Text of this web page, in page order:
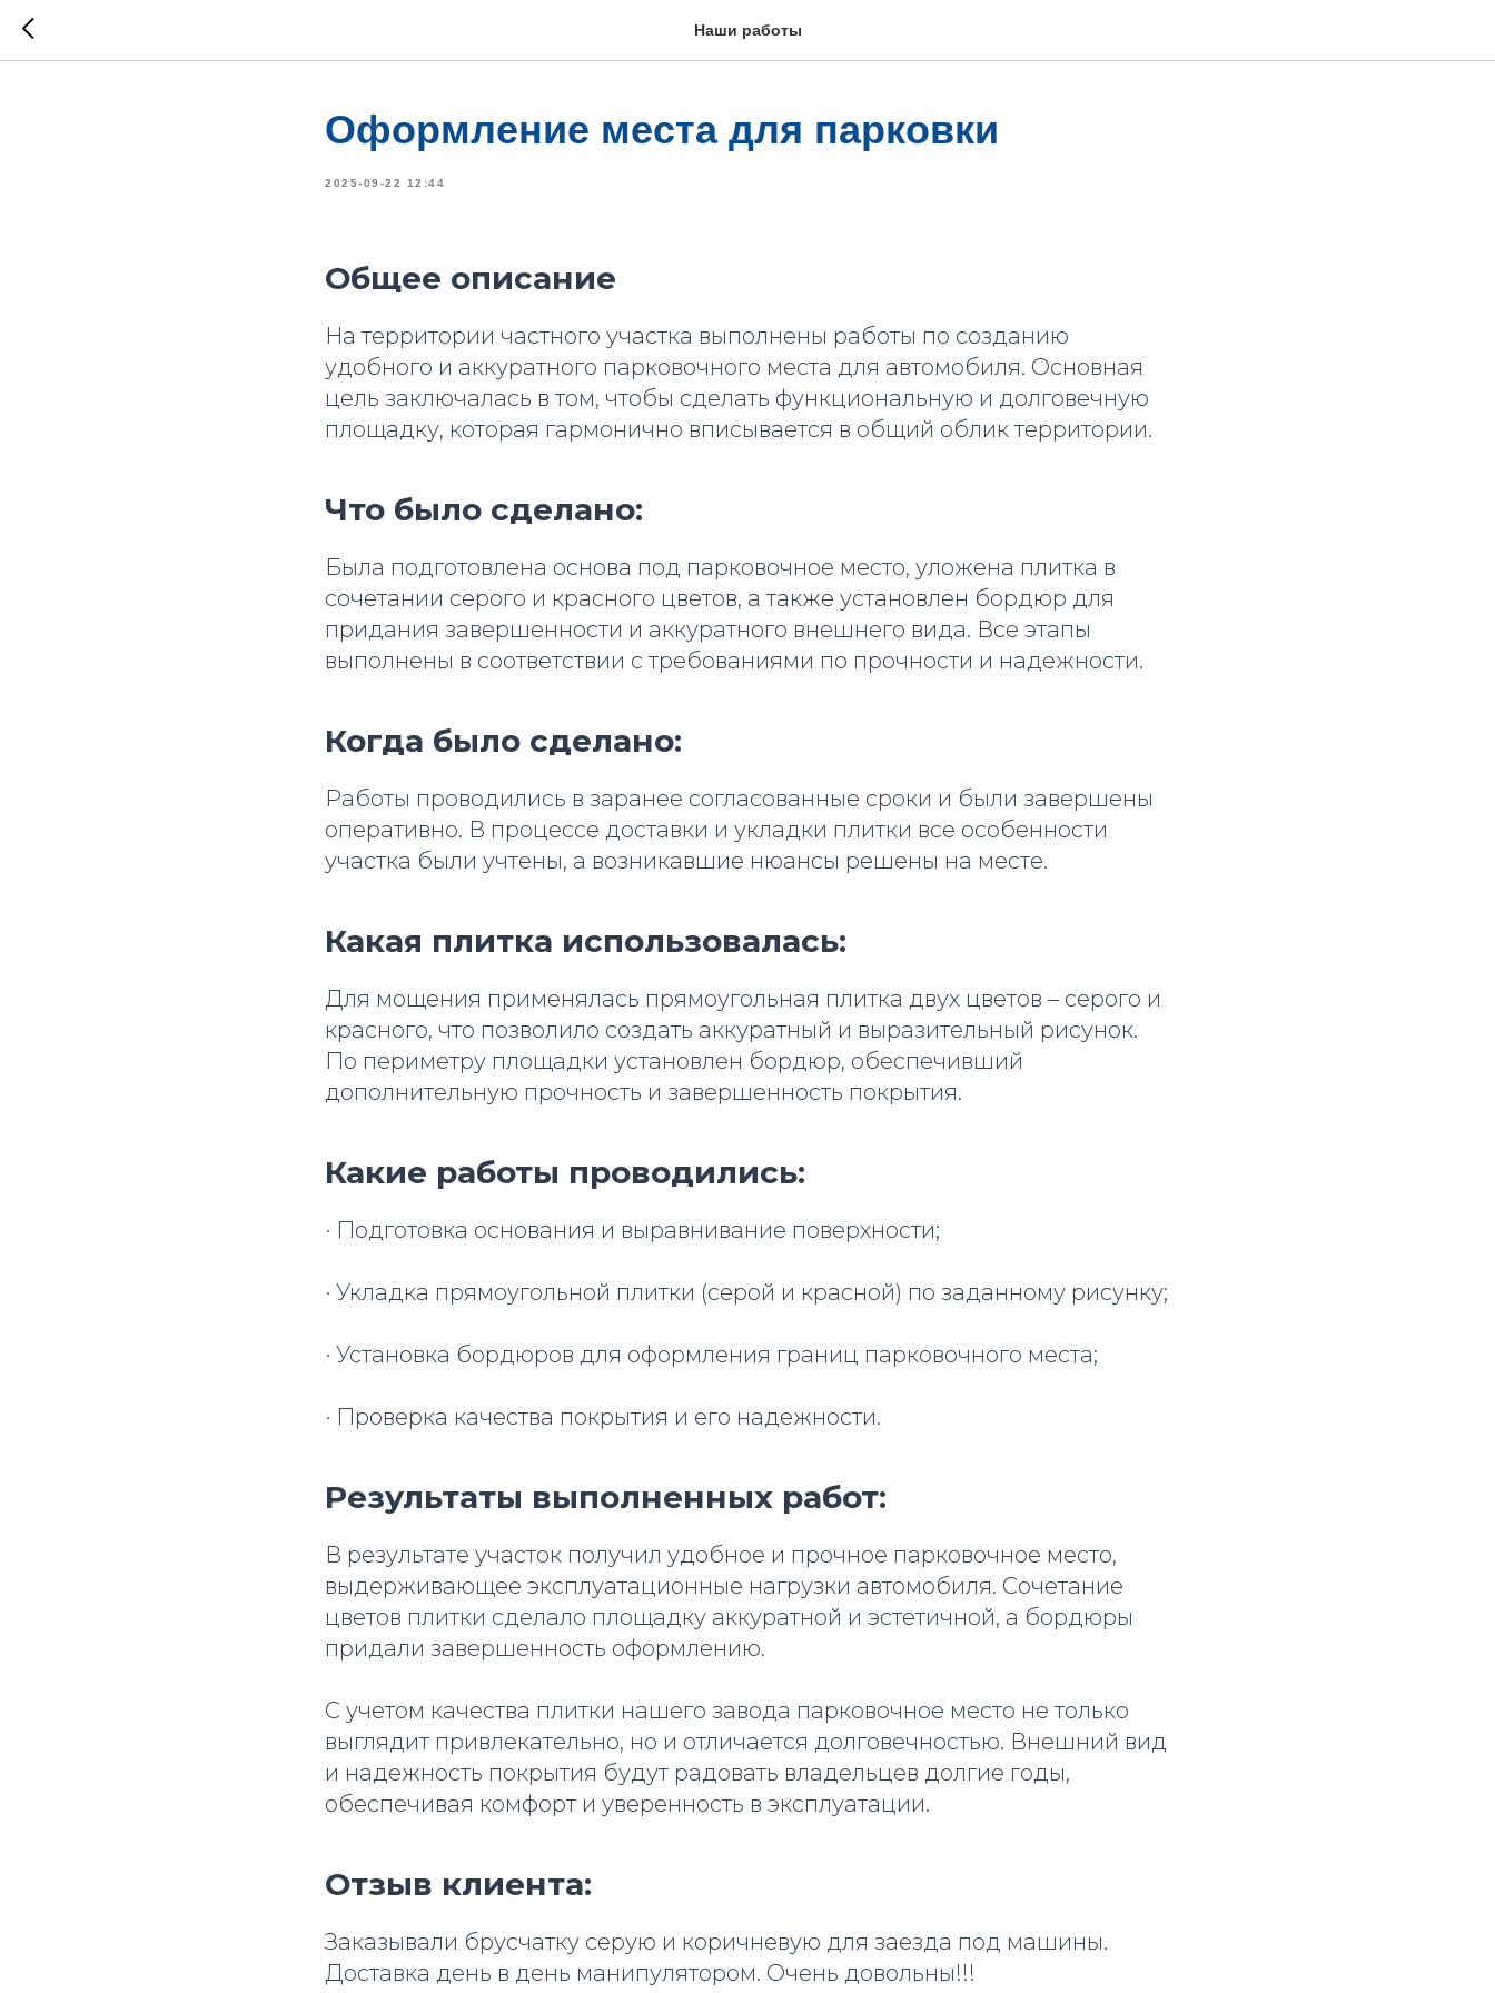
Наши работы
Оформление места для парковки
2025-09-22 12:44
Общее описание
На территории частного участка выполнены работы по созданию
удобного и аккуратного парковочного места для автомобиля. Основная
цель заключалась в том, чтобы сделать функциональную и долговечную
площадку, которая гармонично вписывается в общий облик территории.
Что было сделано:
Была подготовлена основа под парковочное место, уложена плитка в
сочетании серого и красного цветов, а также установлен бордюр для
придания завершенности и аккуратного внешнего вида. Все этапы
выполнены в соответствии с требованиями по прочности и надежности.
Когда было сделано:
Работы проводились в заранее согласованные сроки и были завершены
оперативно. В процессе доставки и укладки плитки все особенности
участка были учтены, а возникавшие нюансы решены на месте.
Какая плитка использовалась:
Для мощения применялась прямоугольная плитка двух цветов – серого и
красного, что позволило создать аккуратный и выразительный рисунок.
По периметру площадки установлен бордюр, обеспечивший
дополнительную прочность и завершенность покрытия.
Какие работы проводились:
· Подготовка основания и выравнивание поверхности;
· Укладка прямоугольной плитки (серой и красной) по заданному рисунку;
· Установка бордюров для оформления границ парковочного места;
· Проверка качества покрытия и его надежности.
Результаты выполненных работ:
В результате участок получил удобное и прочное парковочное место,
выдерживающее эксплуатационные нагрузки автомобиля. Сочетание
цветов плитки сделало площадку аккуратной и эстетичной, а бордюры
придали завершенность оформлению.
С учетом качества плитки нашего завода парковочное место не только
выглядит привлекательно, но и отличается долговечностью. Внешний вид
и надежность покрытия будут радовать владельцев долгие годы,
обеспечивая комфорт и уверенность в эксплуатации.
Отзыв клиента:
Заказывали брусчатку серую и коричневую для заезда под машины.
Доставка день в день манипулятором. Очень довольны!!!